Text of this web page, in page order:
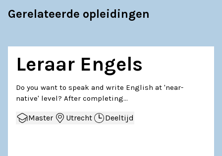
Gerelateerde opleidingen
Leraar Engels
Do you want to speak and write English at 'near-
native' level? After completing…
Master Utrecht Deeltijd